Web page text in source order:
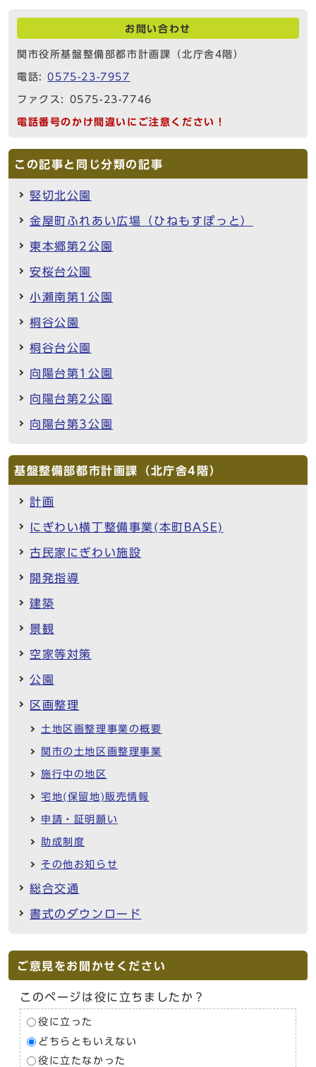
お問い合わせ
関市役所基盤整備部都市計画課（北庁舎4階）
電話:0575-23-7957
ファクス: 0575-23-7746
電話番号のかけ間違いにご注意ください！
この記事と同じ分類の記事
竪切北公園
金屋町ふれあい広場（ひねもすぽっと）
東本郷第2公園
安桜台公園
小瀬南第1公園
桐谷公園
桐谷台公園
向陽台第1公園
向陽台第2公園
向陽台第3公園
基盤整備部都市計画課（北庁舎4階）
計画
にぎわい横丁整備事業(本町BASE)
古民家にぎわい施設
開発指導
建築
景観
空家等対策
公園
区画整理
土地区画整理事業の概要
関市の土地区画整理事業
施行中の地区
宅地(保留地)販売情報
申請・証明願い
助成制度
その他お知らせ
総合交通
書式のダウンロード
ご意見をお聞かせください
このページは役に立ちましたか？
役に立った
どちらともいえない
役に立たなかった